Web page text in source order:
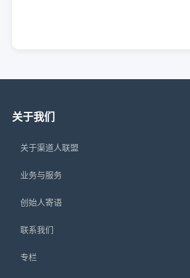
关于我们
关于渠道人联盟
业务与服务
创始人寄语
联系我们
专栏